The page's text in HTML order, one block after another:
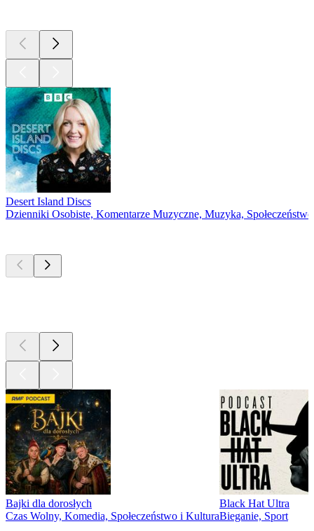
Desert Island Discs
Dzienniki Osobiste, Komentarze Muzyczne, Muzyka,
Bajki dla dorosłych
Czas Wolny, Komedia, Społeczeństwo i Kultura
Black Hat Ultra
Bieganie, Sport